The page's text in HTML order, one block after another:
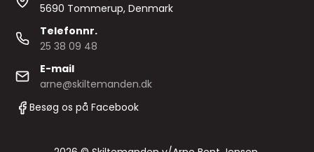
5690 Tommerup, Denmark
Telefonnr.
25 38 09 48
E-mail
arne@skiltemanden.dk
Besøg os på Facebook